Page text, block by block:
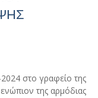
στο γραφείο της
της αρμόδιας